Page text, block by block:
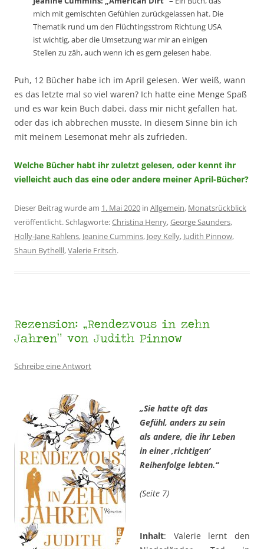
mich mit gemischten Gefühlen zurückgelassen hat. Die
Thematik rund um den Flüchtingsstrom Richtung USA
ist wichtig, aber die Umsetzung war mir an einigen
Stellen zu zäh, auch wenn ich es gern gelesen habe.
Puh, 12 Bücher habe ich im April gelesen. Wer weiß, wann
es das letzte mal so viel waren? Ich hatte eine Menge Spaß
und es war kein Buch dabei, dass mir nicht gefallen hat,
oder das ich abbrechen musste. In diesem Sinne bin ich
mit meinem Lesemonat mehr als zufrieden.
Welche Bücher habt ihr zuletzt gelesen, oder kennt ihr
vielleicht auch das eine oder andere meiner April-Bücher?
Dieser Beitrag wurde am 1. Mai 2020 in Allgemein, Monatsrückblick
veröffentlicht. Schlagworte:Christina Henry,George Saunders,
Holly-Jane Rahlens, Jeanine Cummins, Joey Kelly, Judith Pinnow,
Shaun Bythelll,Valerie Fritsch.
Rezension: „Rendezvous in zehn
Jahren“ von Judith Pinnow
Schreibe eine Antwort
„Sie hatte oft das
Gefühl, anders zu sein
als andere, die ihr Leben
in einer ‚richtigen‘
Reihenfolge lebten.“
(Seite 7)
Inhalt: Valerie lernt den